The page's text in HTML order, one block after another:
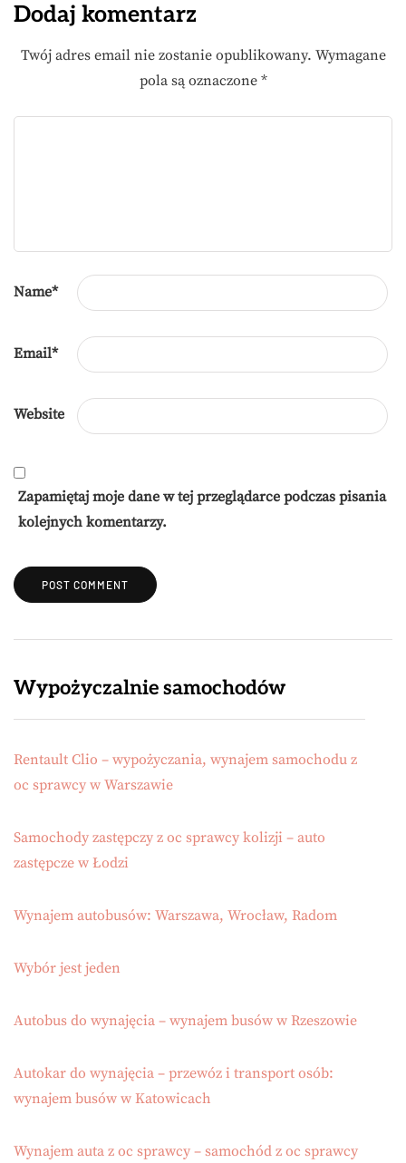
Dodaj komentarz
Twój adres email nie zostanie opublikowany. Wymagane
pola są oznaczone *
Name*
Email*
Website
Zapamiętaj moje dane w tej przeglądarce podczas pisania
kolejnych komentarzy.
Wypożyczalnie samochodów
Rentault Clio – wypożyczania, wynajem samochodu z
oc sprawcy w Warszawie
Samochody zastępczy z oc sprawcy kolizji – auto
zastępcze w Łodzi
Wynajem autobusów: Warszawa, Wrocław, Radom
Wybór jest jeden
Autobus do wynajęcia – wynajem busów w Rzeszowie
Autokar do wynajęcia – przewóz i transport osób:
wynajem busów w Katowicach
Wynajem auta z oc sprawcy – samochód z oc sprawcy